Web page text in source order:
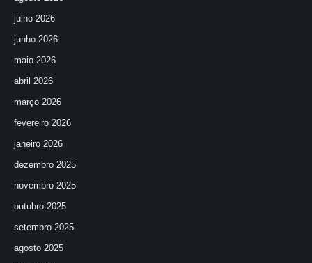
julho 2026
junho 2026
maio 2026
abril 2026
março 2026
fevereiro 2026
janeiro 2026
dezembro 2025
novembro 2025
outubro 2025
setembro 2025
agosto 2025